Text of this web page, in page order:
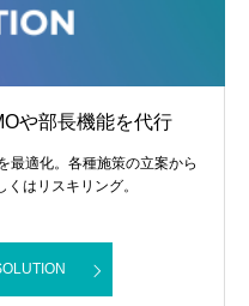
や部長機能を代行
最適化。各種施策の立案から
はリスキリング。